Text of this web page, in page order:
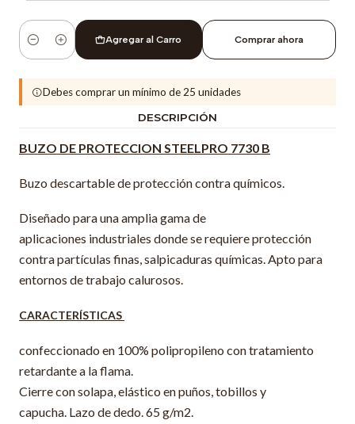
Cantidad
Agregar al Carro Comprar ahora
Debes comprar un mínimo de 25 unidades
DESCRIPCIÓN
BUZO DE PROTECCION STEELPRO 7730 B
Buzo descartable de protección contra químicos.
Diseñado para una amplia gama de
aplicaciones industriales donde se requiere protección
contra partículas finas, salpicaduras químicas. Apto para
entornos de trabajo calurosos.
CARACTERÍSTICAS
confeccionado en 100% polipropileno con tratamiento
retardante a la flama.
Cierre con solapa, elástico en puños, tobillos y
capucha. Lazo de dedo. 65 g/m2.